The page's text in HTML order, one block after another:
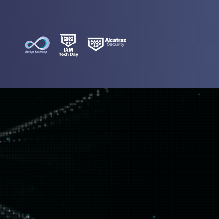
do Nordeste", destaca-se
tecnologia e inovação do
dos maiores parques
é referência em desenvolvimento
e soluções de transformação
tem investido em